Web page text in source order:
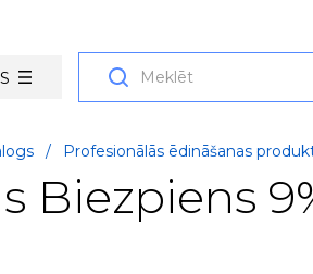
/ Profesionālās ēdināšanas
Biezpiens